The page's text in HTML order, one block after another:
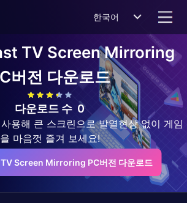
한국어
TV Screen Mirroring
버전 다운로드
다운로드 수 0
용해 큰 스크린으로 발열현상 없이 게임
을 마음껏 즐겨 보세요!
Screen Mirroring PC버전 다운로드